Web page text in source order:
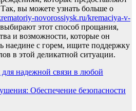
вы можете узнать больше о
novorossiysk.ru/kremaciya-v-
этот способ прощания,
и возможности, которые он
наедине с горем, ищите поддержку
в этой деликатной ситуации.
надежной связи в любой
Обеспечение безопасности